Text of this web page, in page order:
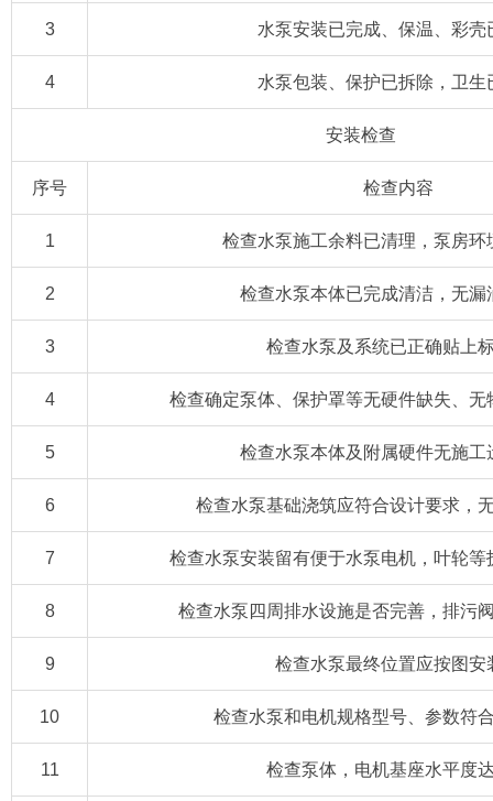
3 水泵安装已完成、保温、彩壳
4 水泵包装、保护已拆除，卫生
安装检查
序号 检查内容
1 检查水泵施工余料已清理，泵房环
2 检查水泵本体已完成清洁，无漏
3 检查水泵及系统已正确贴上
4 检查确定泵体、保护罩等无硬件缺失、无
5 检查水泵本体及附属硬件无施工
6 检查水泵基础浇筑应符合设计要求，
7 检查水泵安装留有便于水泵电机，叶轮等
8 检查水泵四周排水设施是否完善，排污
9 检查水泵最终位置应按图安
10 检查水泵和电机规格型号、参数符
11 检查泵体，电机基座水平度